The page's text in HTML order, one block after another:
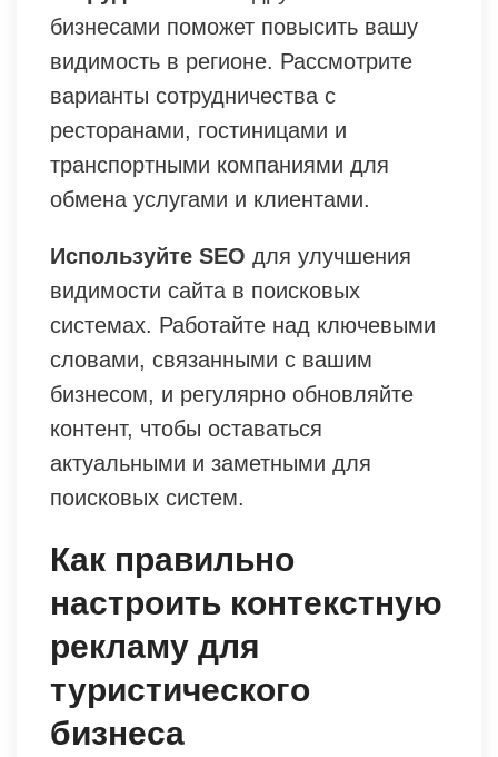
бизнесами поможет повысить вашу
видимость в регионе. Рассмотрите
варианты сотрудничества с
ресторанами, гостиницами и
транспортными компаниями для
обмена услугами и клиентами.
Используйте SEO для улучшения
видимости сайта в поисковых
системах. Работайте над ключевыми
словами, связанными с вашим
бизнесом, и регулярно обновляйте
контент, чтобы оставаться
актуальными и заметными для
поисковых систем.
Как правильно
настроить контекстную
рекламу для
туристического
бизнеса